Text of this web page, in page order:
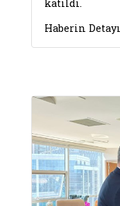
katıldı.
Haberin Detayı